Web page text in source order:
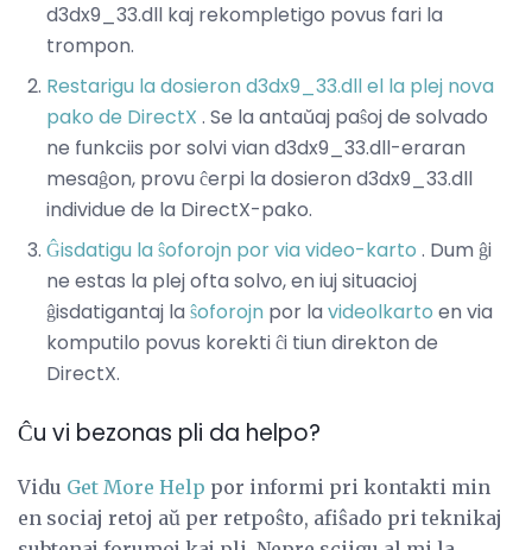
d3dx9_33.dll kaj rekompletigo povus fari la
trompon.
Restarigu la dosieron d3dx9_33.dll el la plej nova
pako de DirectX . Se la antaŭaj paŝoj de solvado
ne funkciis por solvi vian d3dx9_33.dll-eraran
mesaĝon, provu ĉerpi la dosieron d3dx9_33.dll
individue de la DirectX-pako.
Ĝisdatigu la ŝoforojn por via video-karto . Dum ĝi
ne estas la plej ofta solvo, en iuj situacioj
ĝisdatigantaj la ŝoforojn por la videolkarto en via
komputilo povus korekti ĉi tiun direkton de
DirectX.
Ĉu vi bezonas pli da helpo?
Vidu Get More Help por informi pri kontakti min
en sociaj retoj aŭ per retpoŝto, afiŝado pri teknikaj